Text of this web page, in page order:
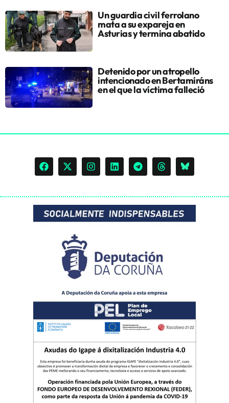
Un guardia civil ferrolano
mata a su expareja en
Asturias y termina abatido
Detenido por un atropello
intencionado en Bertamiráns
en el que la víctima falleció